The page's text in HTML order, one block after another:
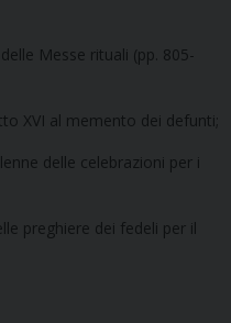
Messe rituali (pp. 805-
XVI al memento dei defunti;
delle celebrazioni per i
preghiere dei fedeli per il